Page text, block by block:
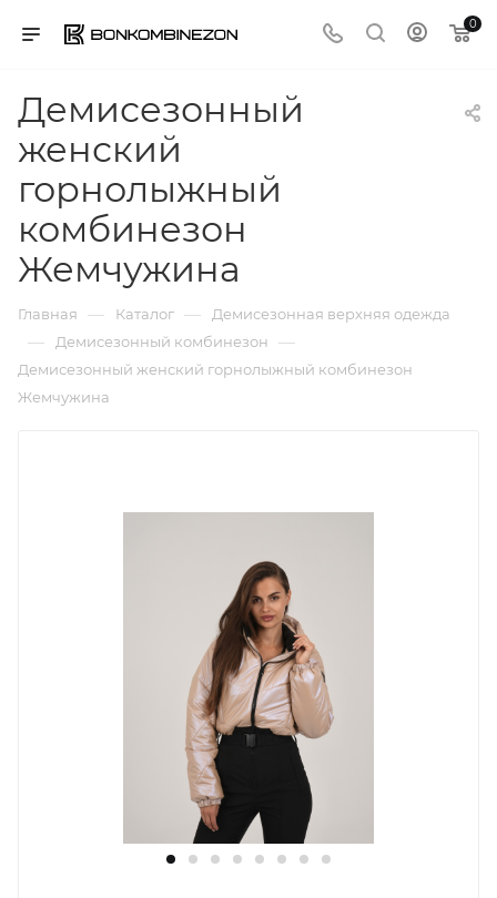
0
Демисезонный
женский
горнолыжный
комбинезон
Жемчужина
Главная — Каталог — Демисезонная верхняя одежда
— Демисезонный комбинезон —
Демисезонный женский горнолыжный комбинезон
Жемчужина